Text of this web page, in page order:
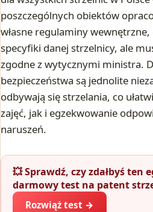
poszczególnych obiektów
własne regulaminy
specyfiki danej strzelnicy, ale
zgodne z wytycznymi ministra.
bezpieczeństwa są jednolite
odbywają się strzelania, co
zajęć, jak i egzekwowanie
naruszeń.
💥 Sprawdź, czy zdałbyś
darmowy test na patent
Rozwiąż test →